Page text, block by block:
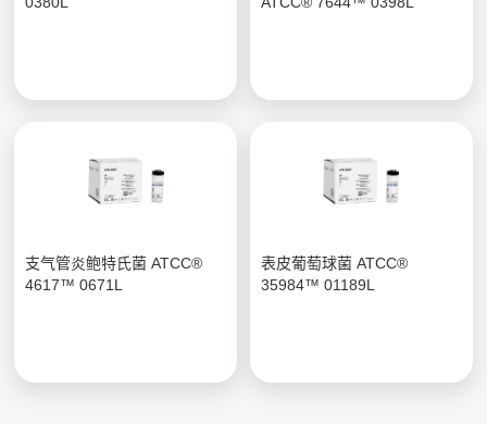
支气管炎鲍特氏菌 ATCC®
4617™ 0671L
表皮葡萄球菌 ATCC®
35984™ 01189L